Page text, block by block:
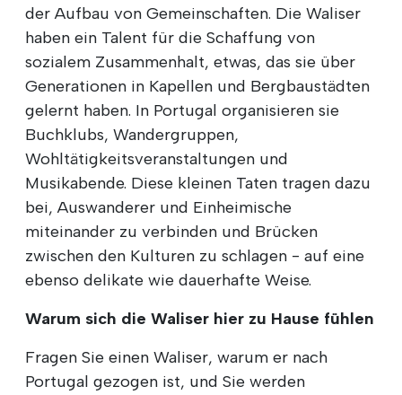
der Aufbau von Gemeinschaften. Die Waliser
haben ein Talent für die Schaffung von
sozialem Zusammenhalt, etwas, das sie über
Generationen in Kapellen und Bergbaustädten
gelernt haben. In Portugal organisieren sie
Buchklubs, Wandergruppen,
Wohltätigkeitsveranstaltungen und
Musikabende. Diese kleinen Taten tragen dazu
bei, Auswanderer und Einheimische
miteinander zu verbinden und Brücken
zwischen den Kulturen zu schlagen - auf eine
ebenso delikate wie dauerhafte Weise.
Warum sich die Waliser hier zu Hause fühlen
Fragen Sie einen Waliser, warum er nach
Portugal gezogen ist, und Sie werden